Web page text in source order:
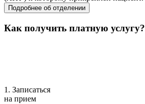
Подробнее об отделении
Как получить платную услугу?
1. Записаться
на прием